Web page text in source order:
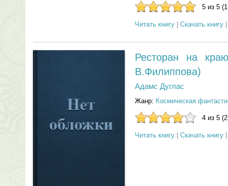
5 из 5
Читать книгу Скачать книгу
Ресторан на
В.Филиппова)
Адамс Дуглас
Жанр: Космическая
4 из 5
Читать книгу Скачать книгу